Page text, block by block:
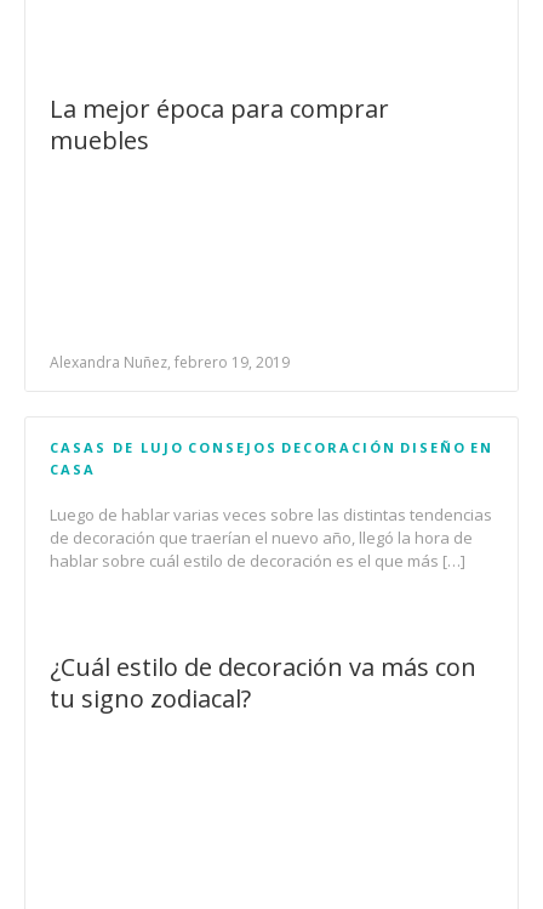
La mejor época para comprar
muebles
Alexandra Nuñez, febrero 19, 2019
CASAS DE LUJO CONSEJOS DECORACIÓN DISEÑO EN
CASA
¿Cuál estilo de decoración va más con
tu signo zodiacal?
Luego de hablar varias veces sobre las distintas tendencias
de decoración que traerían el nuevo año, llegó la hora de
hablar sobre cuál estilo de decoración es el que más […]